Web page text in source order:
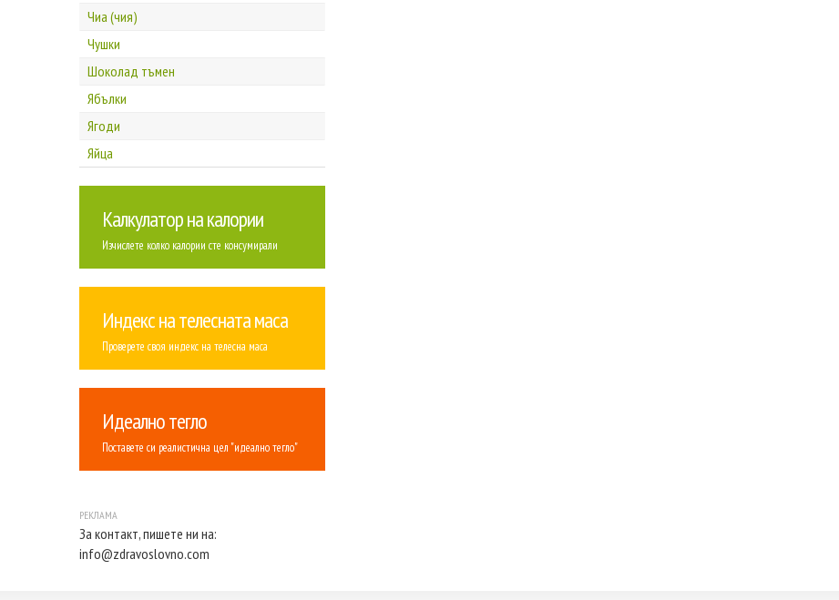
Чиа (чия)
Чушки
Шоколад тъмен
Ябълки
Ягоди
Яйца
Калкулатор на калории
Изчислете колко калории сте консумирали
Индекс на телесната маса
Проверете своя индекс на телесна маса
Идеално тегло
Поставете си реалистична цел "идеално тегло"
За контакт, пишете ни на:
info@zdravoslovno.com